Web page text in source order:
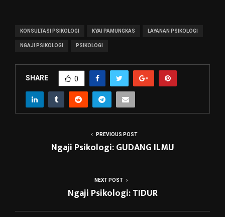
KONSULTASI PSIKOLOGI KYAI PAMUNGKAS LAYANAN PSIKOLOGI
NGAJI PSIKOLOGI PSIKOLOGI
SHARE 0
PREVIOUS POST
Ngaji Psikologi: GUDANG ILMU
NEXT POST
Ngaji Psikologi: TIDUR